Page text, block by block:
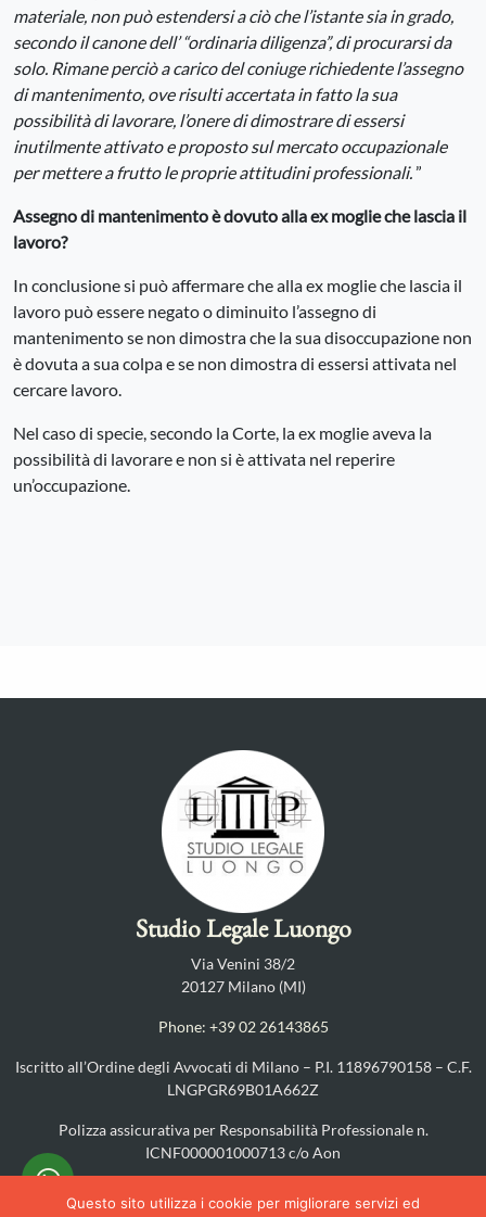
materiale, non può estendersi a ciò che l’istante sia in grado,
secondo il canone dell’ “ordinaria diligenza”, di procurarsi da
solo. Rimane perciò a carico del coniuge richiedente l’assegno
di mantenimento, ove risulti accertata in fatto la sua
possibilità di lavorare, l’onere di dimostrare di essersi
inutilmente attivato e proposto sul mercato occupazionale
per mettere a frutto le proprie attitudini professionali.”
Assegno di mantenimento è dovuto alla ex moglie che lascia il
lavoro?
In conclusione si può affermare che alla ex moglie che lascia il
lavoro può essere negato o diminuito l’assegno di
mantenimento se non dimostra che la sua disoccupazione non
è dovuta a sua colpa e se non dimostra di essersi attivata nel
cercare lavoro.
Nel caso di specie, secondo la Corte, la ex moglie aveva la
possibilità di lavorare e non si è attivata nel reperire
un’occupazione.
Studio Legale Luongo
Via Venini 38/2
20127 Milano (MI)
Phone: +39 02 26143865
Iscritto all’Ordine degli Avvocati di Milano – P.I. 11896790158 – C.F.
LNGPGR69B01A662Z
Polizza assicurativa per Responsabilità Professionale n.
ICNF000001000713 c/o Aon
Questo sito utilizza i cookie per migliorare servizi ed